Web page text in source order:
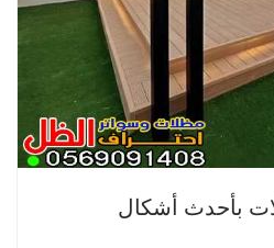
بأحدث أشكال